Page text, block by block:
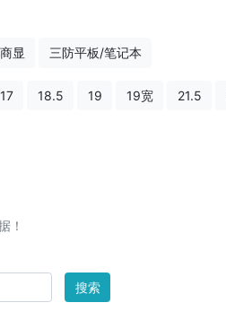
显 三防平板/笔记本
17 18.5 19 19宽 21.5
！
搜索